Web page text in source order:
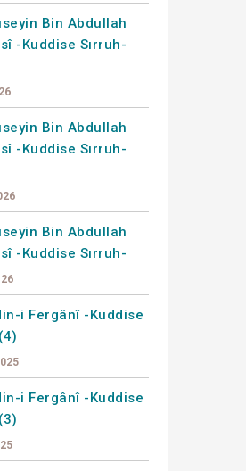
Bin Abdullah
-Kuddise Sırruh-
Bin Abdullah
-Kuddise Sırruh-
Bin Abdullah
-Kuddise Sırruh-
i Fergânî -Kuddise
i Fergânî -Kuddise